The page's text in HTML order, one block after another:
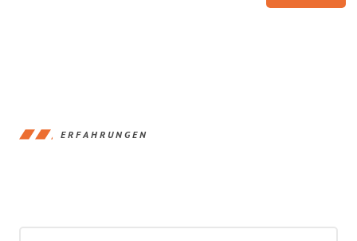
ERFAHRUNGEN